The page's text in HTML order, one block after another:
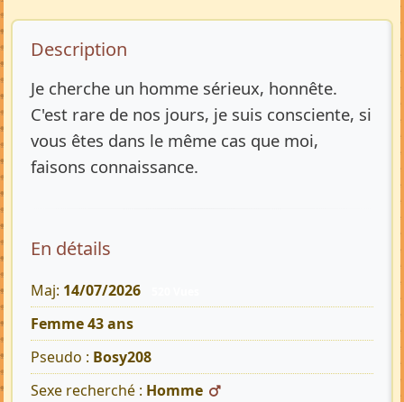
Description de l’annonce
Description
Je cherche un homme sérieux, honnête.
C'est rare de nos jours, je suis consciente, si
vous êtes dans le même cas que moi,
faisons connaissance.
En détails
Maj: 14/07/2026
Femme 43 ans
Pseudo : Bosy208
Sexe recherché : Homme